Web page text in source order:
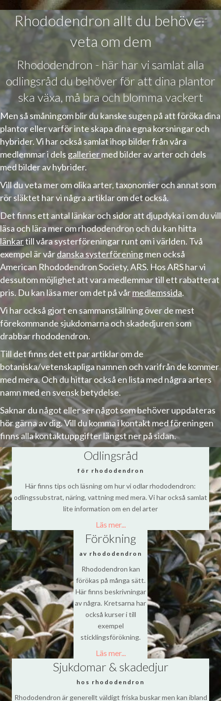
Rhododendron allt du behöver
veta om dem
Rhododendron - här har vi samlat alla
odlingsråd du behöver för att dina plantor
ska växa, må bra och blomma vackert
Men så småningom blir du kanske sugen på attföröka dina
plantoreller varför inte skapa dina egna korsningar och
hybrider. Vi har också samlat ihop bilder från våra
medlemmar i dels galleriermed bilder av arter och dels
med bilder av hybrider.
Vill du veta mer om olika arter, taxonomier och annat som
rör släktet har vi några artiklar om det också.
Det finns ett antal länkar och sidor att djupdyka i om du vill
läsa och lära mer om rhododendron och du kan hitta
länkartill våra systerföreningar runt om i världen. Två
exempel är vårdanska systerföreningmen också
American Rhododendron Society, ARS. Hos ARS har vi
dessutom möjlighet att vara medlemmar till ett rabatterat
pris. Du kan läsa mer om det på vårmedlemssida.
Vi har också gjort en sammanställning över de mest
förekommandesjukdomarna och skadedjuren som
drabbar rhododendron.
Till det finns det ett par artiklar om de
botaniska/vetenskapliga namnen och varifrån de kommer
med mera. Och du hittar också en lista med några arters
namn med en svensk betydelse.
Saknar du något eller ser något som behöver uppdateras
hör gärna av dig. Vill du komma i kontakt med föreningen
finns allakontaktuppgifterlängst ner på sidan.
Odlingsråd
för rhododendron
Här finns tips och läsning om hur vi odlar rhododendron:
odlingssubstrat, näring, vattning med mera. Vi har också samlat
lite information om en del arter
Läs mer...
Förökning
av rhododendron
Rhododendron kan
förökas på många sätt.
Här finns beskrivningar
av några. Kretsarna har
också kurser i till
exempel
sticklingsförökning.
Läs mer...
Sjukdomar & skadedjur
hos rhododendron
Rhododendron är generellt väldigt friska buskar men kan ibland